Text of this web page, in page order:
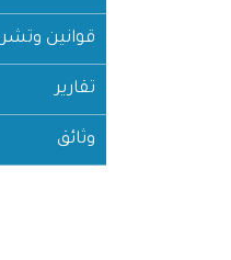
قوانين
تقارير
وثائق